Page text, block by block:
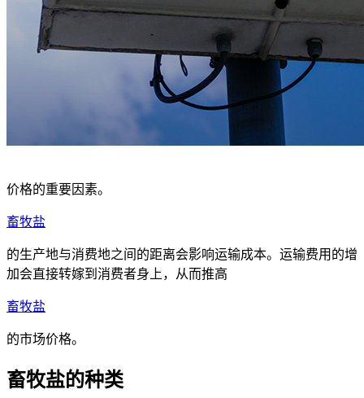
价格的重要因素。
畜牧盐
的生产地与消费地之间的距离会影响运输成本。运输费用的增
加会直接转嫁到消费者身上，从而推高
畜牧盐
的市场价格。
畜牧盐的种类